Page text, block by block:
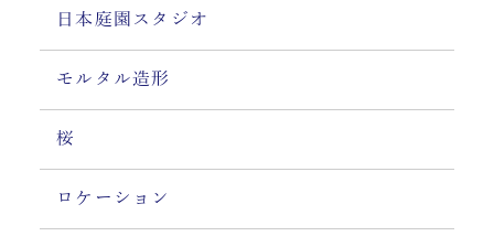
日本庭園スタジオ
モルタル造形
桜
ロケーション